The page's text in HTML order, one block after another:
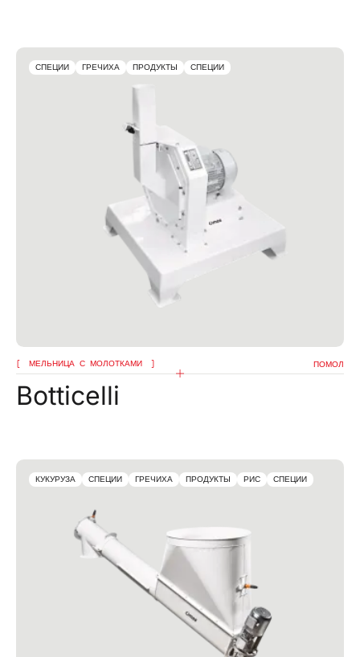
СПЕЦИИ ГРЕЧИХА ПРОДУКТЫ СПЕЦИИ
МЕЛЬНИЦА С МОЛОТКАМИ ПОМОЛ
Botticelli
КУКУРУЗА СПЕЦИИ ГРЕЧИХА ПРОДУКТЫ РИС СПЕЦИИ